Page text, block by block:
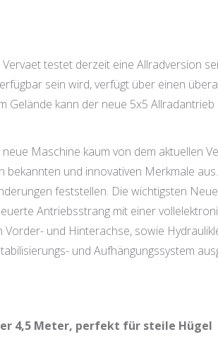
testet derzeit eine Allradversion
sein wird, verfügt über einen
Gelände kann der neue 5x5
Maschine kaum von dem aktuellen
bekannten und innovativen Merkmale
feststellen. Die wichtigsten
Antriebsstrang mit einer
und Hinterachse, sowie
und Aufhängungssystem
4,5 Meter, perfekt für steile Hügel